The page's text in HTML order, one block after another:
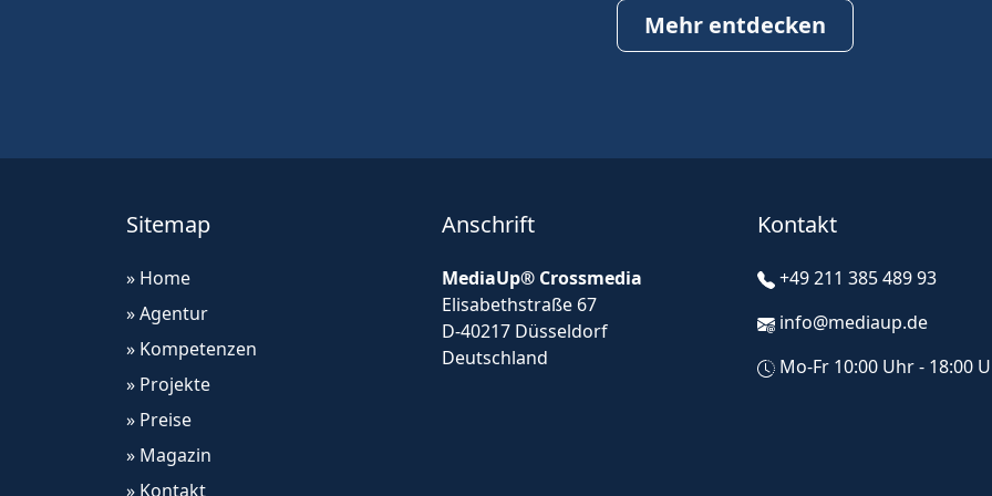
Mehr entdecken
Sitemap
» Home
» Agentur
» Kompetenzen
» Projekte
» Preise
» Magazin
» Kontakt
Anschrift
MediaUp® Crossmedia
Elisabethstraße 67
D-40217 Düsseldorf
Deutschland
Kontakt
+49 211 385 489 93
info@mediaup.de
Mo-Fr 10:00 Uhr - 18:00